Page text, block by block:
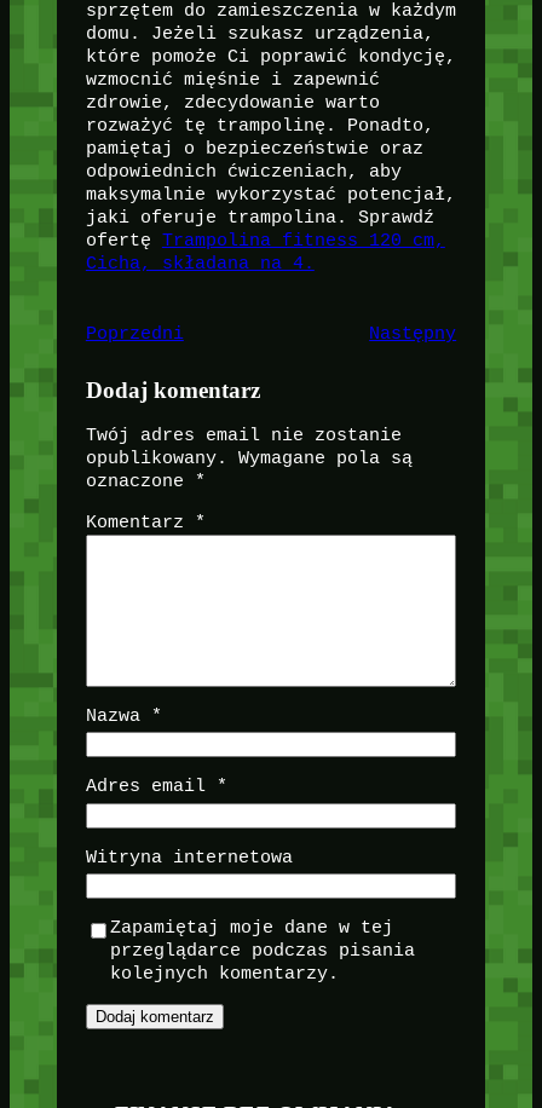
sprzętem do zamieszczenia w każdym
domu. Jeżeli szukasz urządzenia,
które pomoże Ci poprawić kondycję,
wzmocnić mięśnie i zapewnić
zdrowie, zdecydowanie warto
rozważyć tę trampolinę. Ponadto,
pamiętaj o bezpieczeństwie oraz
odpowiednich ćwiczeniach, aby
maksymalnie wykorzystać potencjał,
jaki oferuje trampolina. Sprawdź
ofertę Trampolina fitness 120 cm,
Cicha, składana na 4.
Poprzedni Następny
Dodaj komentarz
Twój adres email nie zostanie
opublikowany.
Wymagane pola są
oznaczone
*
Komentarz *
Nazwa *
Adres email *
Witryna internetowa
Zapamiętaj moje dane w tej
przeglądarce podczas pisania
kolejnych komentarzy.